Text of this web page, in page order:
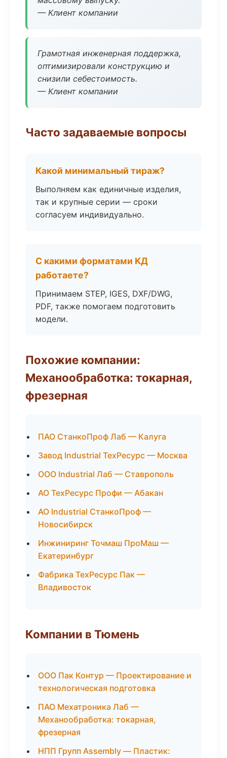
— Клиент компании
Грамотная инженерная поддержка,
оптимизировали конструкцию и
снизили себестоимость.
— Клиент компании
Часто задаваемые вопросы
Какой минимальный тираж?
Выполняем как единичные изделия,
так и крупные серии — сроки
согласуем индивидуально.
С какими форматами КД
работаете?
Принимаем STEP, IGES, DXF/DWG,
PDF, также помогаем подготовить
модели.
Похожие компании:
Механообработка: токарная,
фрезерная
ПАО СтанкоПроф Лаб — Калуга
Завод Industrial ТехРесурс — Москва
ООО Industrial Лаб — Ставрополь
АО ТехРесурс Профи — Абакан
АО Industrial СтанкоПроф —
Новосибирск
Инжиниринг Точмаш ПроМаш —
Екатеринбург
Фабрика ТехРесурс Пак —
Владивосток
Компании в Тюмень
ООО Пак Контур — Проектирование и
технологическая подготовка
ПАО Мехатроника Лаб —
Механообработка: токарная,
фрезерная
НПП Групп Assembly — Пластик: